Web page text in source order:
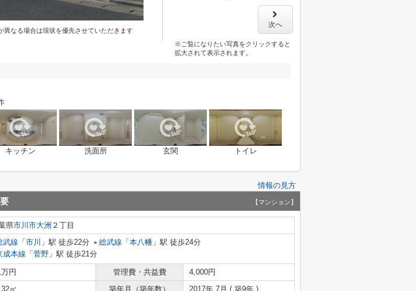
なる場合は現状を優先させていただきます
次へ
※ご覧になりたい写真をクリックすると
拡大されて表示されます。
キッチン 洗面所 玄関 トイレ
情報の見方
【マンション】
県市川市大洲 ２丁目
武線 「 市川 」駅 徒歩22分 総武線 「 本八幡 」駅 徒歩24分
成本線 「 菅野 」駅 徒歩21分
円 管理費・共益費
4,000円
㎡ 築年月（築年数）
2017年 7月 ( 築9年 )